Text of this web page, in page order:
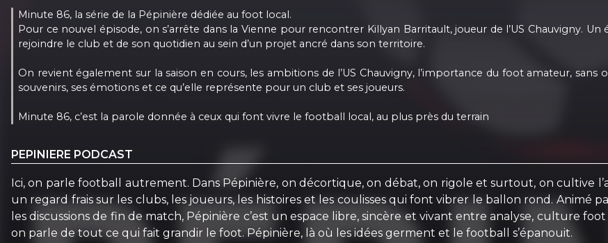
Minute 86, la série de la Pépinière dédiée au foot local.
Pour ce nouvel épisode, on s’arrête dans la Vienne pour rencontrer Killyan Barritault, joueur de l’US Chauvigny.
rejoindre le club et de son quotidien au sein d’un projet ancré dans son territoire.
On revient également sur la saison en cours, les ambitions de l’US Chauvigny, l’importance du foot amateur,
souvenirs, ses émotions et ce qu’elle représente pour un club et ses joueurs.
Minute 86, c’est la parole donnée à ceux qui font vivre le football local, au plus près du terrain
PEPINIERE PODCAST
Ici, on parle football autrement. Dans Pépinière, on décortique, on débat, on rigole et surtout, on cultive
un regard frais sur les clubs, les joueurs, les histoires et les coulisses qui font vibrer le ballon rond. Animé
les discussions de fin de match, Pépinière c’est un espace libre, sincère et vivant entre analyse, culture
on parle de tout ce qui fait grandir le foot. Pépinière, là où les idées germent et le football s’épanouit.